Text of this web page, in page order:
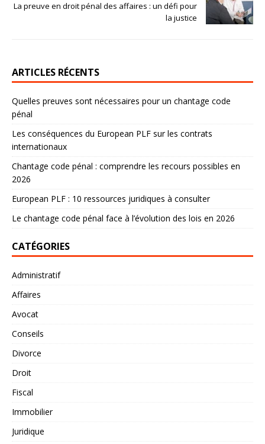
La preuve en droit pénal des affaires : un défi pour
la justice
ARTICLES RÉCENTS
Quelles preuves sont nécessaires pour un chantage code
pénal
Les conséquences du European PLF sur les contrats
internationaux
Chantage code pénal : comprendre les recours possibles en
2026
European PLF : 10 ressources juridiques à consulter
Le chantage code pénal face à l’évolution des lois en 2026
CATÉGORIES
Administratif
Affaires
Avocat
Conseils
Divorce
Droit
Fiscal
Immobilier
Juridique